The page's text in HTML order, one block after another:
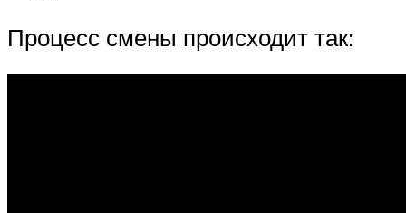
Процесс смены происходит так: